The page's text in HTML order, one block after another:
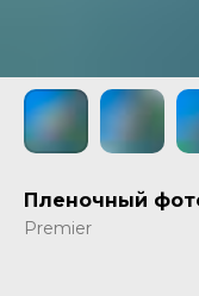
Пленочный
Premier